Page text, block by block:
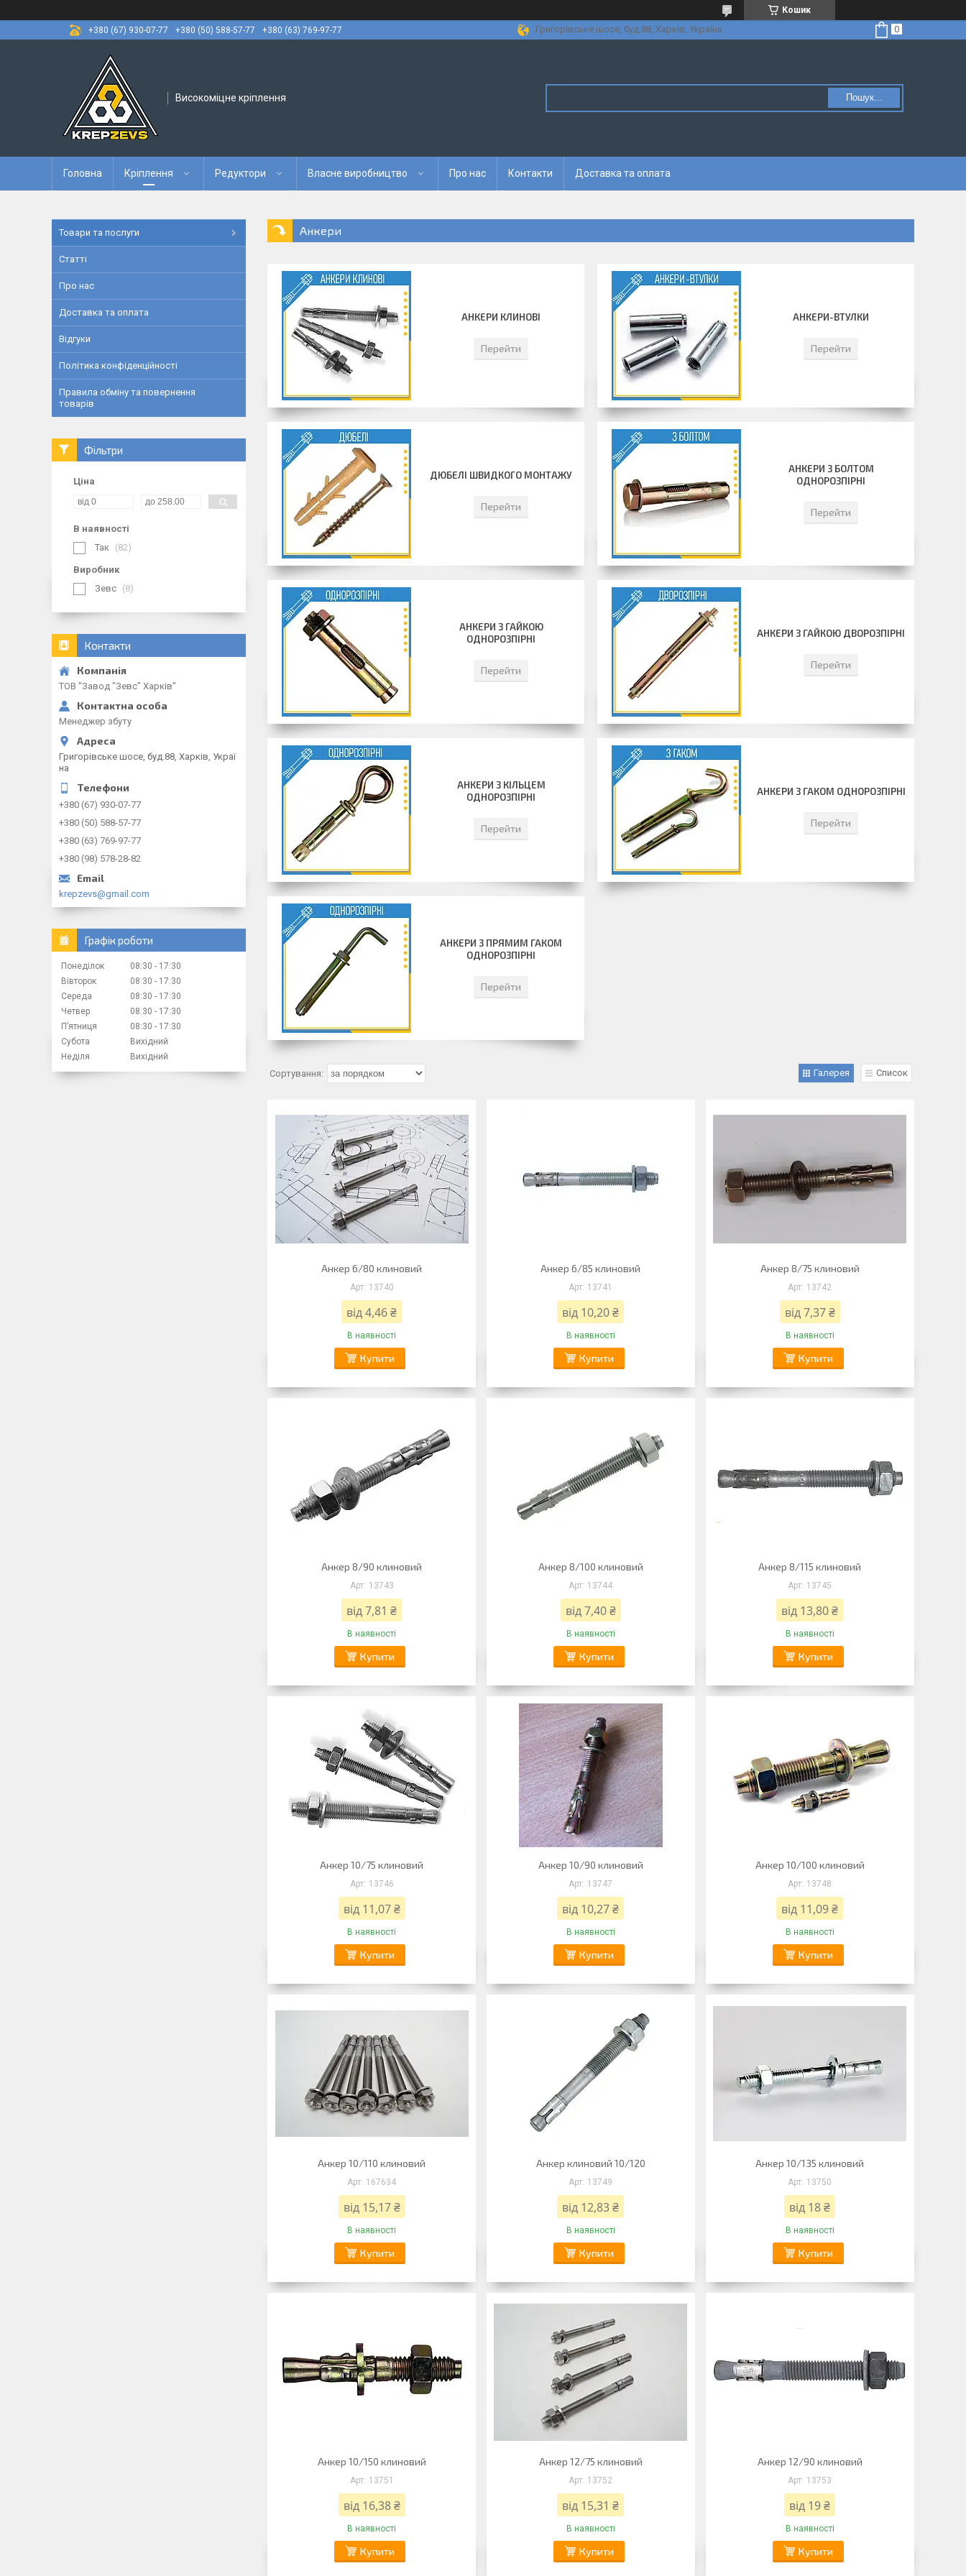
Кошик
+380 (67) 930-07-77
+380 (50) 588-57-77 +380 (63) 769-97-77 Григорівське шосе, буд.88, Харків, Україна
Високоміцне кріплення Пошук...
Головна Кріплення Редуктори Власне виробництво Про нас Контакти Доставка та оплата
Анкери
АНКЕРИ КЛИНОВІ
Перейти
АНКЕРИ-ВТУЛКИ
Перейти
ДЮБЕЛІ ШВИДКОГО МОНТАЖУ
Перейти
АНКЕРИ З БОЛТОМ
ОДНОРОЗПІРНІ
Перейти
АНКЕРИ З ГАЙКОЮ
ОДНОРОЗПІРНІ
Перейти
АНКЕРИ З ГАЙКОЮ ДВОРОЗПІРНІ
Перейти
АНКЕРИ З КІЛЬЦЕМ
ОДНОРОЗПІРНІ
Перейти
АНКЕРИ З ГАКОМ ОДНОРОЗПІРНІ
Перейти
АНКЕРИ З ПРЯМИМ ГАКОМ
ОДНОРОЗПІРНІ
Перейти
Галерея Список
Анкер 6/80 клиновий
13740
від 4,46 ₴
В наявності
Купити
Анкер 6/85 клиновий
13741
від 10,20 ₴
В наявності
Купити
Анкер 8/75 клиновий
13742
від 7,37 ₴
В наявності
Купити
Анкер 8/90 клиновий
13743
від 7,81 ₴
В наявності
Купити
Анкер 8/100 клиновий
13744
від 7,40 ₴
В наявності
Купити
Анкер 8/115 клиновий
13745
від 13,80 ₴
В наявності
Купити
Анкер 10/75 клиновий
13746
від 11,07 ₴
В наявності
Купити
Анкер 10/90 клиновий
13747
від 10,27 ₴
В наявності
Купити
Анкер 10/100 клиновий
13748
від 11,09 ₴
В наявності
Купити
Анкер 10/110 клиновий
167634
від 15,17 ₴
В наявності
Купити
Анкер клиновий 10/120
13749
від 12,83 ₴
В наявності
Купити
Анкер 10/135 клиновий
13750
від 18 ₴
В наявності
Купити
Анкер 10/150 клиновий
13751
від 16,38 ₴
В наявності
Купити
Анкер 12/75 клиновий
13752
від 15,31 ₴
В наявності
Купити
Анкер 12/90 клиновий
13753
від 19 ₴
В наявності
Купити
Товари та послуги
Статті
Про нас
Доставка та оплата
Відгуки
Політика конфіденційності
Правила обміну та повернення
товарів
Фільтри
Ціна
В наявності
Так
82
Виробник
Зевс
8
Контакти
ТОВ "Завод "Зевс" Харків"
Менеджер збуту
Григорівське шосе, буд.88, Харків, Украї
на
+380 (67) 930-07-77
+380 (50) 588-57-77
+380 (63) 769-97-77
+380 (98) 578-28-82
krepzevs@gmail.com
Графік роботи
Понеділок 08:30
17:30
Вівторок
08:30
17:30
Середа
08:30
17:30
Четвер
08:30
17:30
Пʼятниця
08:30
17:30
Субота
Вихідний
Неділя
Вихідний